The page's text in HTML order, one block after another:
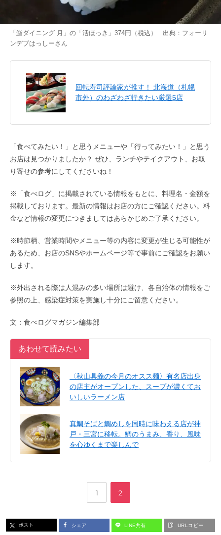
「鮨ダイニング 月」の「活ほっき」374円（税込） 出典： フォーリ
ンデブはっしーさん
回転寿司評論家が推す！ 北海道（札幌
市外）のわざわざ行きたい厳選5店
「食べてみたい！」と思うメニューや「行ってみたい！」と思う
お店は見つかりましたか？ ぜひ、ランチやテイクアウト、お取
り寄せの参考にしてくださいね！
※「食べログ」に掲載されている情報をもとに、料理名・金額を
掲載しております。最新の情報はお店の方にご確認ください。料
金など情報の変更につきましてはあらかじめご了承ください。
※時節柄、営業時間やメニュー等の内容に変更が生じる可能性が
あるため、お店のSNSやホームページ等で事前にご確認をお願い
します。
※外出される際は人混みの多い場所は避け、各自治体の情報をご
参照の上、感染症対策を実施し十分にご留意ください。
文：食べログマガジン編集部
あわせて読みたい
〈秋山具義の今月のオスス麺〉有名店出身
の店主がオープンした、スープが濃くてお
いしいラーメン店
真鯛そばと鯛めしを同時に味わえる店が神
戸・三宮に移転。鯛のうまみ、香り、風味
を心ゆくまで楽しんで
ペ1
,
ペ
2
ポスト シェア LINE共有 URLコピー